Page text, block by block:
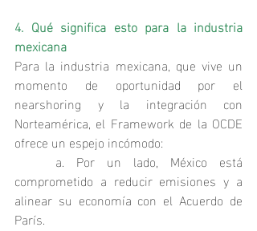
4. Qué significa esto para la industria
mexicana
Para la industria mexicana, que vive un
momento de oportunidad por el
nearshoring y la integración con
Norteamérica, el Framework de la OCDE
ofrece un espejo incómodo:
comprometido a reducir emisiones y a
alinear su economía con el Acuerdo de
París.